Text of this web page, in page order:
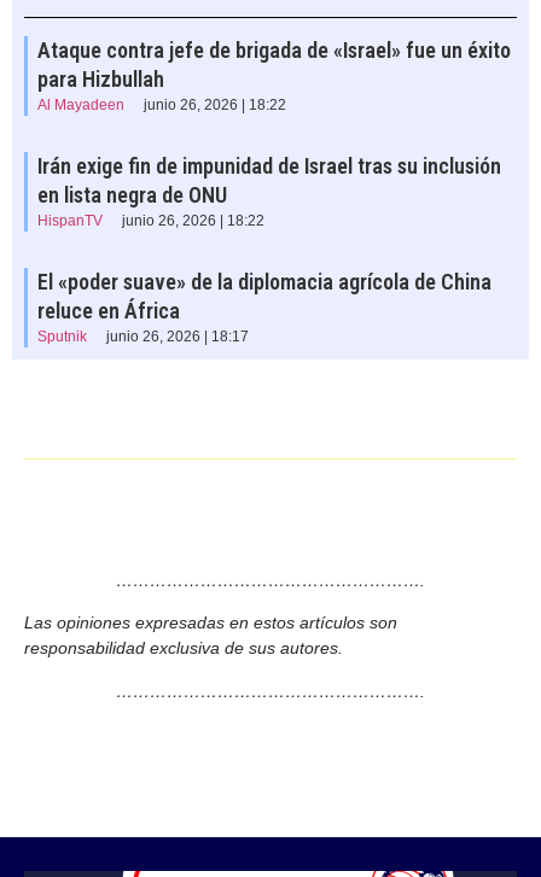
Ataque contra jefe de brigada de «Israel» fue un éxito
para Hizbullah
Al Mayadeen junio 26, 2026 | 18:22
Irán exige fin de impunidad de Israel tras su inclusión
en lista negra de ONU
HispanTV junio 26, 2026 | 18:22
El «poder suave» de la diplomacia agrícola de China
reluce en África
Sputnik junio 26, 2026 | 18:17
……………………………………………….
Las opiniones expresadas en estos artículos son
responsabilidad exclusiva de sus autores.
……………………………………………….